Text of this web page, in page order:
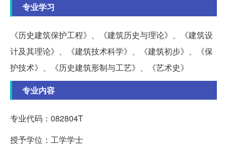
专业学习
《历史建筑保护工程》、《建筑历史与理论》、《建筑设
计及其理论》、《建筑技术科学》、《建筑初步》、《保
护技术》、《历史建筑形制与工艺》、《艺术史》
专业内容
专业代码：082804T
授予学位：工学学士